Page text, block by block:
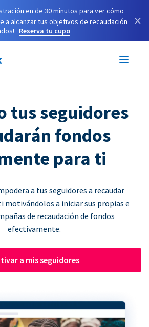
en de 30 minutos para ver cómo
a alcanzar tus objetivos de recaudación
Reserva tu cupo
×
tus seguidores
fondos
para ti
a tus seguidores a recaudar
motivándolos a iniciar sus propias e
de recaudación de fondos
efectivamente.
a mis seguidores